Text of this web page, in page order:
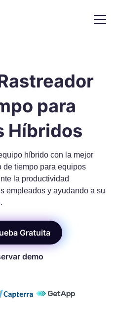
para
Híbridos
híbrido con la mejor
tiempo para equipos
la productividad
empleados y ayudando a su
Gratuita
demo